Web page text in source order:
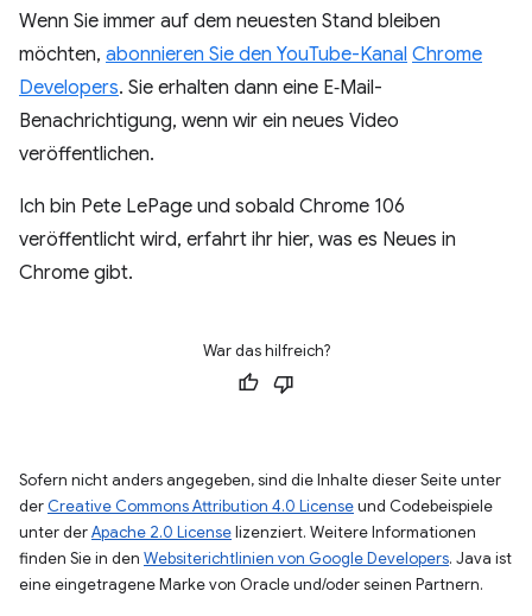
Wenn Sie immer auf dem neuesten Stand bleiben
möchten, abonnieren Sie den YouTube-Kanal Chrome
Developers. Sie erhalten dann eine E‑Mail-
Benachrichtigung, wenn wir ein neues Video
veröffentlichen.
Ich bin Pete LePage und sobald Chrome 106
veröffentlicht wird, erfahrt ihr hier, was es Neues in
Chrome gibt.
War das hilfreich?
Sofern nicht anders angegeben, sind die Inhalte dieser Seite unter
der Creative Commons Attribution 4.0 Licenseund Codebeispiele
unter derApache 2.0 Licenselizenziert. Weitere Informationen
finden Sie in den Websiterichtlinien von Google Developers. Java ist
eine eingetragene Marke von Oracle und/oder seinen Partnern.